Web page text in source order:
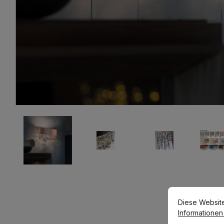
Cookie-
Diese Website
Diese
Informationen